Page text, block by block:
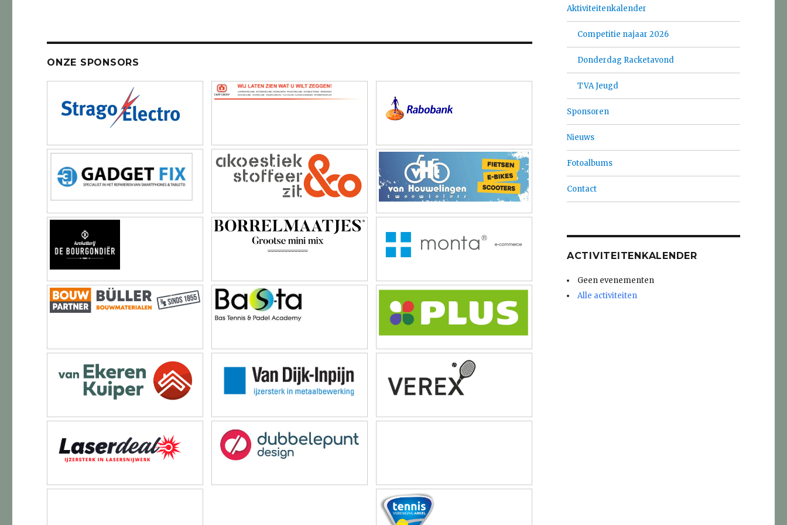
ONZE SPONSORS
Aktiviteitenkalender
Competitie najaar 2026
Donderdag Racketavond
TVA Jeugd
Sponsoren
Nieuws
Fotoalbums
Contact
ACTIVITEITENKALENDER
Geen evenementen
Alle activiteiten